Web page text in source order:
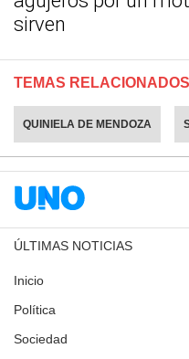
sirven
TEMAS RELACIONADOS
QUINIELA DE MENDOZA
ÚLTIMAS NOTICIAS
Inicio
Política
Sociedad